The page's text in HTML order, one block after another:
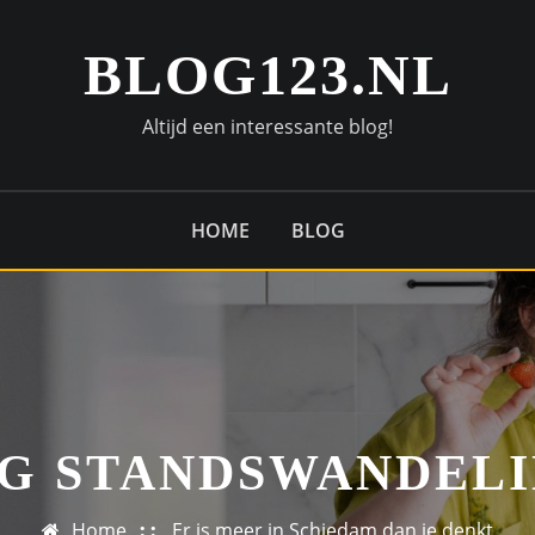
BLOG123.NL
Altijd een interessante blog!
HOME BLOG